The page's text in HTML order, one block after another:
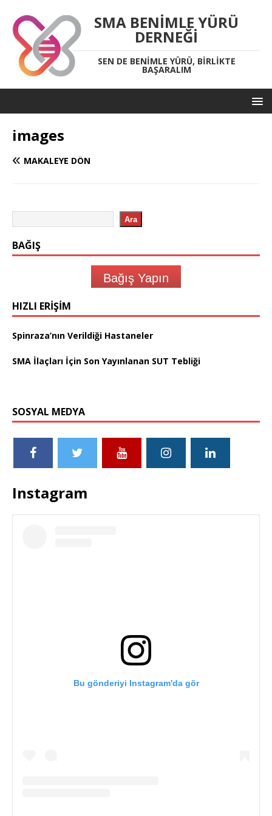
SMA BENIMLE YÜRÜ
DERNEĞI
SEN DE BENIMLE YÜRÜ, BIRLIKTE
BAŞARALIM
images
MAKALEYE DÖN
Ara
BAĞIŞ
Bağış Yapın
HIZLI ERIŞIM
Spinraza’nın Verildiği Hastaneler
SMA İlaçları İçin Son Yayınlanan SUT Tebliği
SOSYAL MEDYA
Instagram
Bu gönderiyi Instagram'da gör